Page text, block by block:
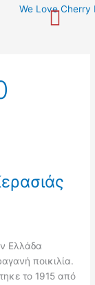
Ελλάδα
ποικιλία.
το 1915 από